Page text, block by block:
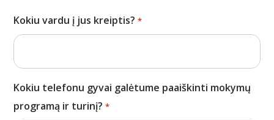
Kokiu vardu į jus kreiptis? *
Kokiu telefonu gyvai galėtume paaiškinti mokymų
programą ir turinį? *